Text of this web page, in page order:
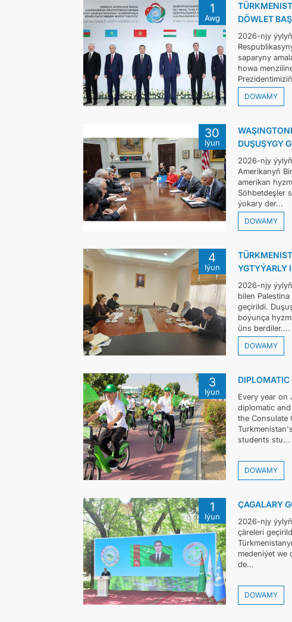
1
Awg
DÖWLET
2026-njy
saparyny
howa
DOWAMY
30
Iýun
DUŞUŞYGY
2026-njy
Amerikanyň
amerikan
Söhbetdeşler
ýokary der...
DOWAMY
4
Iýun
YGTYÝARLY
2026-njy
bilen
geçirildi.
boýunça
üns berdiler....
DOWAMY
3
Iýun
DIPLOMATIC
Every year on
diplomatic
the Consulate
students stu...
DOWAMY
1
Iýun
ÇAGALARY
2026-njy
çäreleri
medeniýet we
de...
DOWAMY